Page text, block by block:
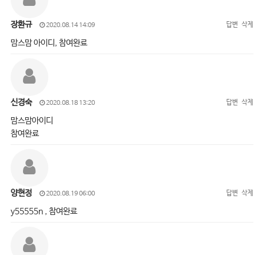
장환규 2020.08.14 14:09 답변 삭제
맘스맘 아이디, 참여완료
신경숙 2020.08.18 13:20 답변 삭제
맘스맘아이디
참여완료
양현정 2020.08.19 06:00 답변 삭제
y55555n , 참여완료